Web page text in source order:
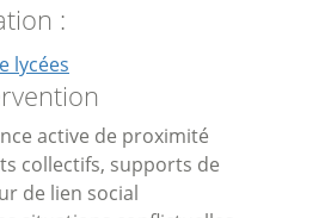
lycées
active de proximité
collectifs, supports de
de lien social